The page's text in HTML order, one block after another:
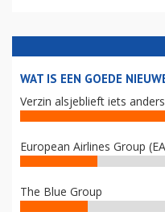
WAT IS EEN GOEDE
Verzin alsjeblieft iets anders
European Airlines Group
The Blue Group